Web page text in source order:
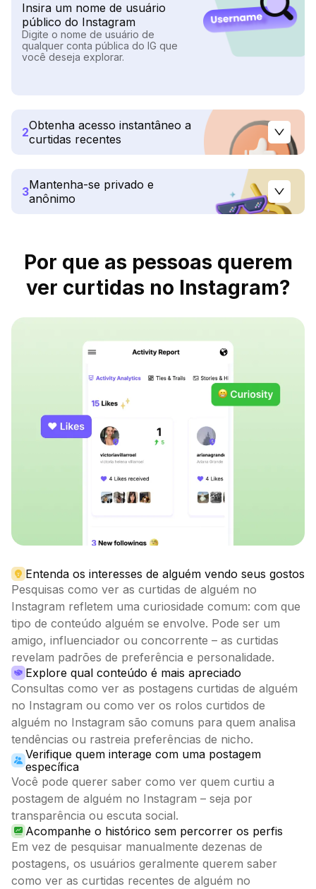
Insira um nome de usuário
público do Instagram
Digite o nome de usuário de
qualquer conta pública do IG que
você deseja explorar.
2Obtenha acesso instantâneo a
curtidas recentes
3Mantenha-se privado e
anônimo
Por que as pessoas querem
ver curtidas no Instagram?
Entenda os interesses de alguém vendo seus gostos
Pesquisas como ver as curtidas de alguém no
Instagram refletem uma curiosidade comum: com que
tipo de conteúdo alguém se envolve. Pode ser um
amigo, influenciador ou concorrente – as curtidas
revelam padrões de preferência e personalidade.
Explore qual conteúdo é mais apreciado
Consultas como ver as postagens curtidas de alguém
no Instagram ou como ver os rolos curtidos de
alguém no Instagram são comuns para quem analisa
tendências ou rastreia preferências de nicho.
Verifique quem interage com uma postagem
específica
Você pode querer saber como ver quem curtiu a
postagem de alguém no Instagram – seja por
transparência ou escuta social.
Acompanhe o histórico sem percorrer os perfis
Em vez de pesquisar manualmente dezenas de
postagens, os usuários geralmente querem saber
como ver as curtidas recentes de alguém no